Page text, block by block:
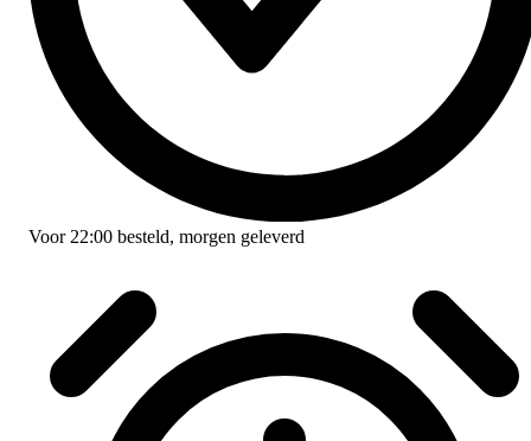
Voor 22:00 besteld, morgen geleverd